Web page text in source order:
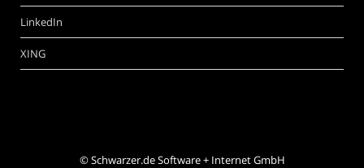
LinkedIn
XING
©Schwarzer.de Software + Internet GmbH